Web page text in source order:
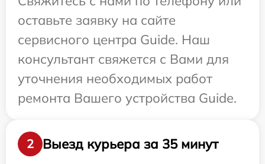
оставьте заявку на сайте
сервисного центра Guide. Наш
консультант свяжется с Вами для
уточнения необходимых работ
ремонта Вашего устройства Guide.
2
Выезд курьера за 35 минут